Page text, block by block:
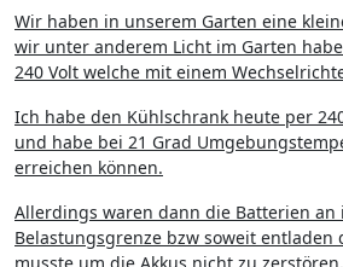
Wir haben in unserem Garten eine
wir unter anderem Licht im Garten
240 Volt welche mit einem
Ich habe den Kühlschrank heute per
und habe bei 21 Grad
erreichen können.
Allerdings waren dann die Batterien an
Belastungsgrenze bzw soweit entladen